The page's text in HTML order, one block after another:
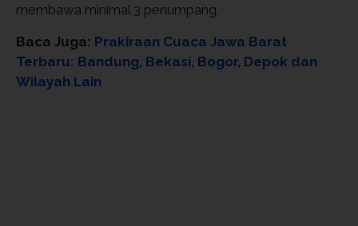
membawa minimal 3 penumpang.
Baca Juga: Prakiraan Cuaca Jawa Barat
Terbaru: Bandung, Bekasi, Bogor, Depok dan
Wilayah Lain